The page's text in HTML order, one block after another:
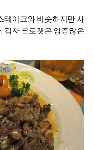
테이크와 비슷하지만 사
감자 크로켓은 앙증많은